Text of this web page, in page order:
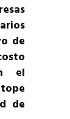
de
el
de